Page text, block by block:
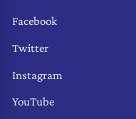
Facebook
Twitter
Instagram
YouTube